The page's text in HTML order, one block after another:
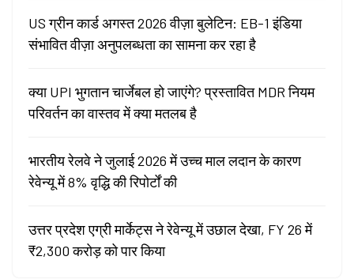
US ग्रीन कार्ड अगस्त 2026 वीज़ा बुलेटिन: EB-1 इंडिया
संभावित वीज़ा अनुपलब्धता का सामना कर रहा है
क्या UPI भुगतान चार्जेबल हो जाएंगे? प्रस्तावित MDR नियम
परिवर्तन का वास्तव में क्या मतलब है
भारतीय रेलवे ने जुलाई 2026 में उच्च माल लदान के कारण
रेवेन्यू में 8% वृद्धि की रिपोर्टों की
उत्तर प्रदेश एग्री मार्केट्स ने रेवेन्यू में उछाल देखा, FY 26 में
₹2,300 करोड़ को पार किया